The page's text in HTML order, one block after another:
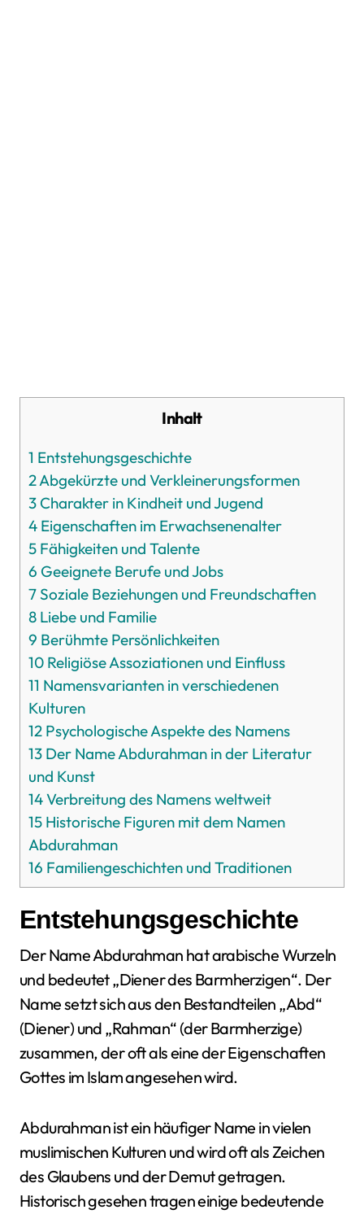
Inhalt
1 Entstehungsgeschichte
2Abgekürzte und Verkleinerungsformen
3 Charakter in Kindheit und Jugend
4 Eigenschaften im Erwachsenenalter
5 Fähigkeiten und Talente
6 Geeignete Berufe und Jobs
7 Soziale Beziehungen und Freundschaften
8 Liebe und Familie
9 Berühmte Persönlichkeiten
10 Religiöse Assoziationen und Einfluss
11 Namensvarianten in verschiedenen
Kulturen
12 Psychologische Aspekte des Namens
13 Der Name Abdurahman in der Literatur
und Kunst
14Verbreitung des Namens weltweit
15 Historische Figuren mit dem Namen
Abdurahman
16 Familiengeschichten und Traditionen
Entstehungsgeschichte
Der Name Abdurahman hat arabische Wurzeln
und bedeutet „Diener des Barmherzigen“. Der
Name setzt sich aus den Bestandteilen „Abd“
(Diener) und „Rahman“ (der Barmherzige)
zusammen, der oft als eine der Eigenschaften
Gottes im Islam angesehen wird.
Abdurahman ist ein häufiger Name in vielen
muslimischen Kulturen und wird oft als Zeichen
des Glaubens und der Demut getragen.
Historisch gesehen tragen einige bedeutende